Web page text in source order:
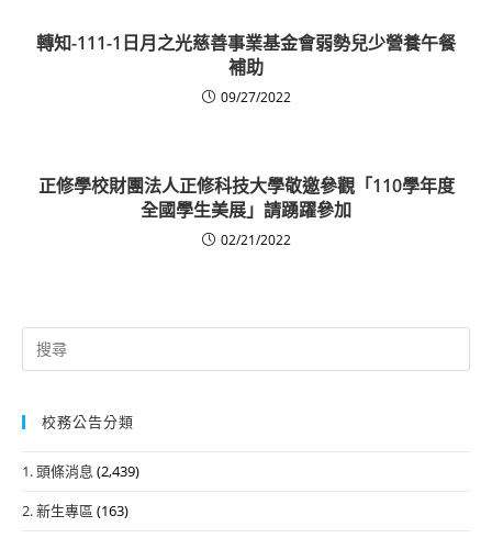
轉知-111-1日月之光慈善事業基金會弱勢兒少營養午餐
補助
09/27/2022
正修學校財團法人正修科技大學敬邀參觀「110學年度
全國學生美展」請踴躍參加
02/21/2022
Search
for:
校務公告分類
1. 頭條消息 (2,439)
2. 新生專區 (163)